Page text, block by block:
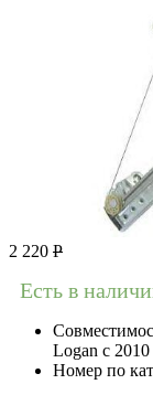
2 220 Р
Есть в
Logan c 2010
Номер по